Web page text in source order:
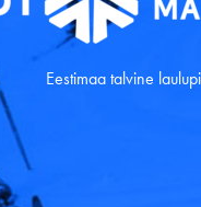
Eestimaa talvine